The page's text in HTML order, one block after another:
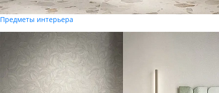
Предметы интерьера